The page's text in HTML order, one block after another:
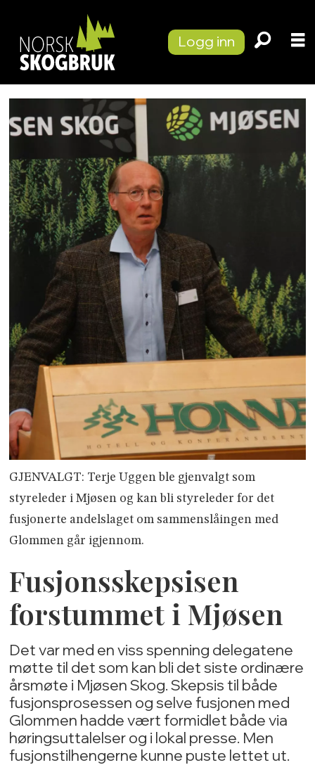
Logg inn
GJENVALGT: Terje Uggen ble gjenvalgt som
styreleder i Mjøsen og kan bli styreleder for det
fusjonerte andelslaget om sammenslåingen med
Glommen går igjennom.
Fusjonsskepsisen
forstummet i Mjøsen
Det var med en viss spenning delegatene
møtte til det som kan bli det siste ordinære
årsmøte i Mjøsen Skog. Skepsis til både
fusjonsprosessen og selve fusjonen med
Glommen hadde vært formidlet både via
høringsuttalelser og i lokal presse. Men
fusjonstilhengerne kunne puste lettet ut.